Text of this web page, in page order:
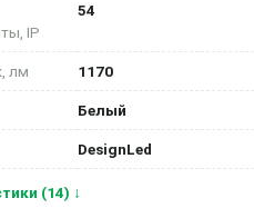
IP
54
лм 1170
Белый
DesignLed
(14) ↓